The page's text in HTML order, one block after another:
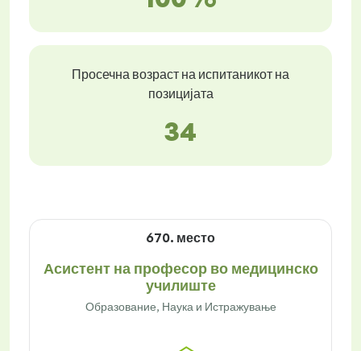
Просечна возраст на испитаникот на
позицијата
34
670. место
Асистент на професор во медицинско
училиште
Образование, Наука и Истражување